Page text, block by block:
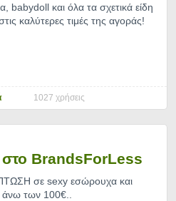
babydoll και όλα τα σχετικά είδη
καλύτερες τιμές της αγοράς!
1027 χρήσεις
στο BrandsForLess
σε sexy εσώρουχα και
άνω των 100€..